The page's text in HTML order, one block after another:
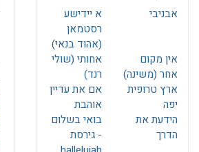
א יידישע
(אהוד בנאי)
אבניבי
אחותי (שולי
רנד)
אין מקום
אחר (משינה)
אם את עדיין
אוהבת
ארץ טרופית
יפה
בואי בשלום
- גירסת
הידעת את
הדרך